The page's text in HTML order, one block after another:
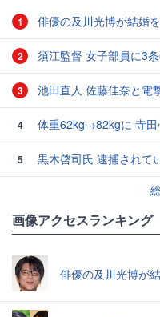
1 俳優の及川光博が結婚
2 須江監督 女子部員に3
3 池田直人 佐藤佳奈と電
4 体重62kg→82kgに 寺田
5
黒木啓司氏 逮捕されて
画像アクセスランキング
俳優の及川光博が